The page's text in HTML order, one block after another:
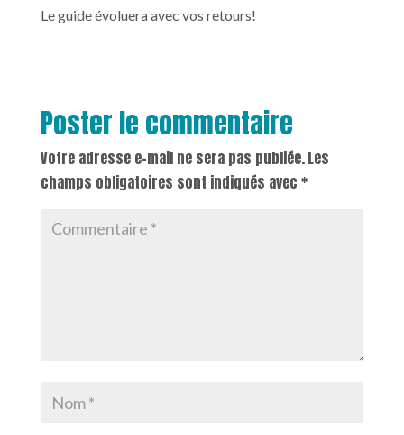
Le guide évoluera avec vos retours!
Poster le commentaire
Votre adresse e-mail ne sera pas publiée.Les
champs obligatoires sont indiqués avec *